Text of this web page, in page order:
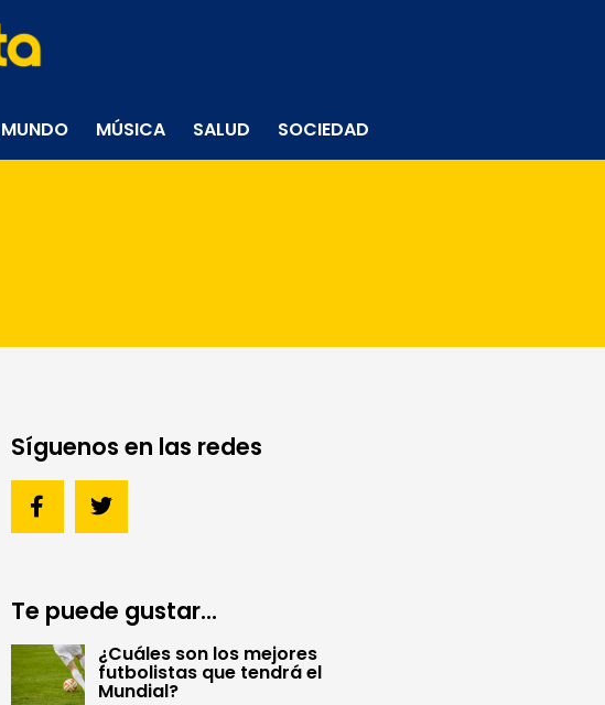
MUNDO MÚSICA SALUD SOCIEDAD
Síguenos en las redes
Te puede gustar...
¿Cuáles son los mejores
futbolistas que tendrá el
Mundial?